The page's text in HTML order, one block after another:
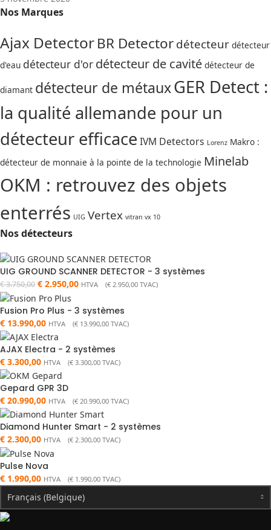
Nos Marques
Ajax DetectorBR Detectordétecteur détecteur
d'eau détecteur d'or détecteur de cavité détecteur de
diamant détecteur de métauxGER Detect :
la qualité allemande pour un
détecteur efficace IVM Detectors Lorenz Makro :
détecteur de monnaie à la pointe de la technologie Minelab
OKM : retrouvez des objets
enterrés UIG Vertex vitran vx 10
Nos détecteurs
UIG GROUND SCANNER DETECTOR - 3 systèmes
€3.750,00 € 2.950,00 HTVA (€ 2.950,00 TVAC)
Fusion Pro Plus - 3 systèmes
€ 13.990,00 HTVA (€ 13.990,00 TVAC)
AJAX Electra - 2 systèmes
€ 3.300,00 HTVA (€ 3.300,00 TVAC)
Gepard GPR 3D
€ 20.990,00 HTVA (€ 20.990,00 TVAC)
Diamond Hunter Smart - 2 systèmes
€ 2.300,00 HTVA (€ 2.300,00 TVAC)
Pulse Nova
€ 1.990,00 HTVA (€ 1.990,00 TVAC)
Français (Belgique)